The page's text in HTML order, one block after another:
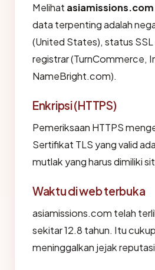
Melihat asiamissions.com
data terpenting adalah
(United States), status SSL
registrar (TurnCommerce,
NameBright.com).
Enkripsi (HTTPS)
Pemeriksaan HTTPS
Sertifikat TLS yang valid
mutlak yang harus dimiliki
Waktu di web terbuka
asiamissions.com telah
sekitar 12.8 tahun. Itu
meninggalkan jejak